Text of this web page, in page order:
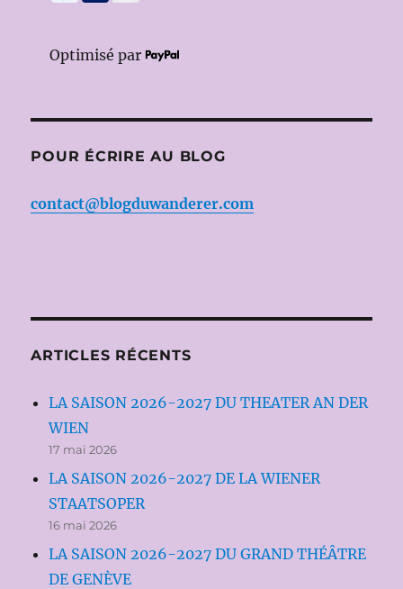
Optimisé par
POUR ÉCRIRE AU BLOG
contact@blogduwanderer.com
ARTICLES RÉCENTS
LA SAISON 2026-2027 DU THEATER AN DER
WIEN
17 mai 2026
LA SAISON 2026-2027 DE LA WIENER
STAATSOPER
16 mai 2026
LA SAISON 2026-2027 DU GRAND THÉÂTRE
DE GENÈVE